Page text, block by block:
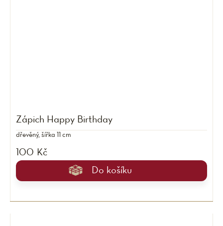
Zápich Happy Birthday
100 Kč
Do košíku
dřevěný, šířka 11 cm